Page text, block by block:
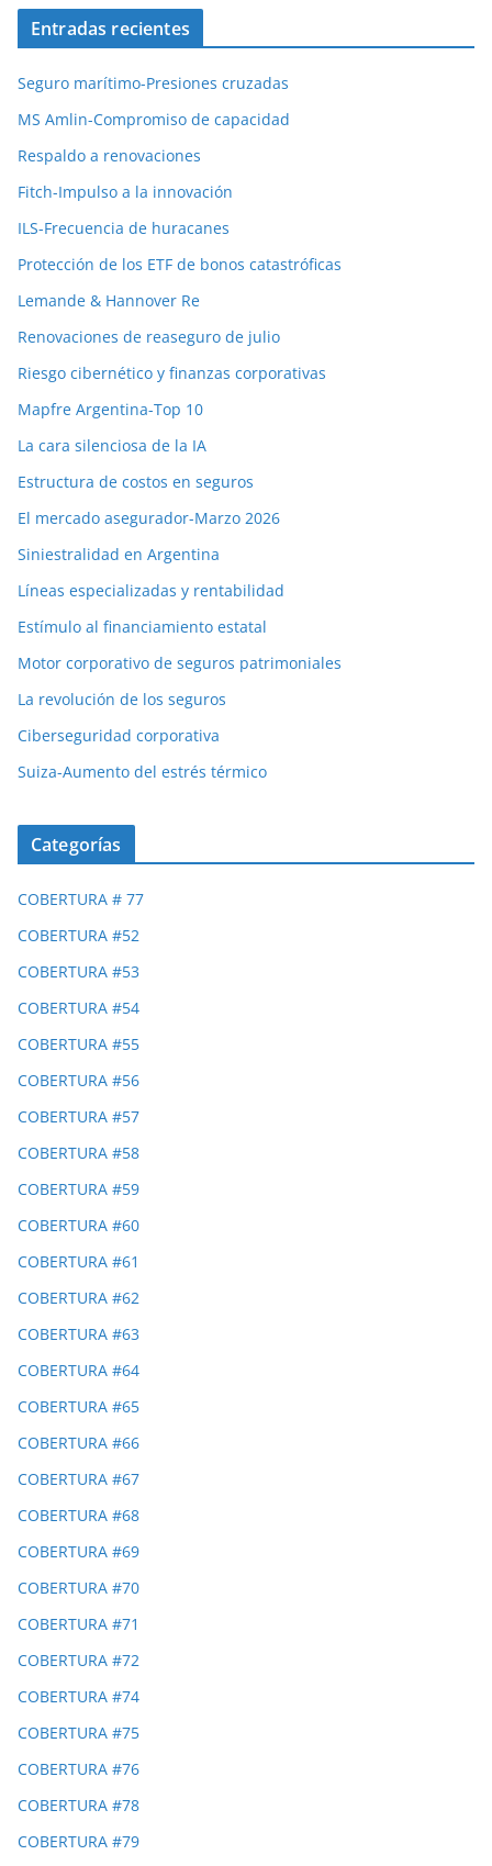
Entradas recientes
Seguro marítimo-Presiones cruzadas
MS Amlin-Compromiso de capacidad
Respaldo a renovaciones
Fitch-Impulso a la innovación
ILS-Frecuencia de huracanes
Protección de los ETF de bonos catastróficas
Lemande & Hannover Re
Renovaciones de reaseguro de julio
Riesgo cibernético y finanzas corporativas
Mapfre Argentina-Top 10
La cara silenciosa de la IA
Estructura de costos en seguros
El mercado asegurador-Marzo 2026
Siniestralidad en Argentina
Líneas especializadas y rentabilidad
Estímulo al financiamiento estatal
Motor corporativo de seguros patrimoniales
La revolución de los seguros
Ciberseguridad corporativa
Suiza-Aumento del estrés térmico
Categorías
COBERTURA # 77
COBERTURA #52
COBERTURA #53
COBERTURA #54
COBERTURA #55
COBERTURA #56
COBERTURA #57
COBERTURA #58
COBERTURA #59
COBERTURA #60
COBERTURA #61
COBERTURA #62
COBERTURA #63
COBERTURA #64
COBERTURA #65
COBERTURA #66
COBERTURA #67
COBERTURA #68
COBERTURA #69
COBERTURA #70
COBERTURA #71
COBERTURA #72
COBERTURA #74
COBERTURA #75
COBERTURA #76
COBERTURA #78
COBERTURA #79